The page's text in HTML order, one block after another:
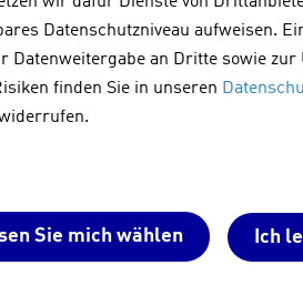
Datenschutzniveau aufweisen.
Datenweitergabe an Dritte sowie
finden Sie in unseren
Sie mich wählen Ich
aus leistungsfähigen
der Energiewende spielt.
ein sehr gutes
das Unternehmen wieder in
Wolfgang Eckert, Vorsitzender
Erfahrung ist
für innovative Speicher- und
Aufgabe viel Erfolg".